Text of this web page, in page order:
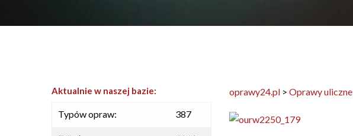
oprawy24.pl > Oprawy uliczne
Aktualnie w naszej bazie:
Typów opraw: 387